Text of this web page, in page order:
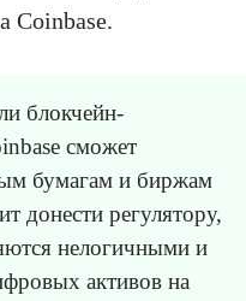
Coinbase.
блокчейн-
сможет
бумагам и биржам
донести регулятору,
нелогичными и
активов на